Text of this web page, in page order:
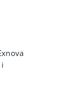
i
do